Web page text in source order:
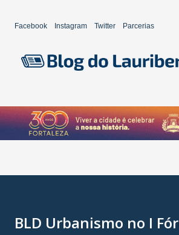
Facebook Instagram Twitter Parcerias
BLD Urbanismo no I